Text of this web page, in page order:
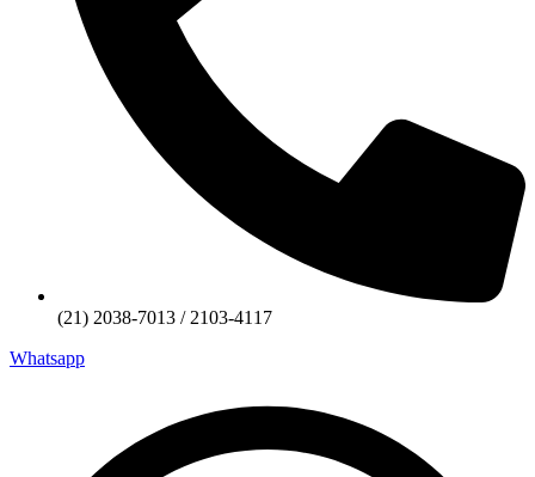
(21) 2038-7013 / 2103-4117
Whatsapp